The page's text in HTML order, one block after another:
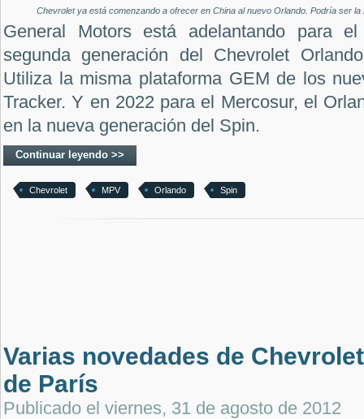
Chevrolet ya está comenzando a ofrecer en China al nuevo Orlando. Podría ser
General Motors está adelantando para
segunda generación del Chevrolet
Utiliza la misma plataforma GEM de los
Tracker. Y en 2022 para el Mercosur, el
en la nueva generación del Spin.
Continuar leyendo >>
Chevrolet MPV Orlando Spin
Varias novedades de
de París
Publicado el viernes, 31 de agosto de 2012